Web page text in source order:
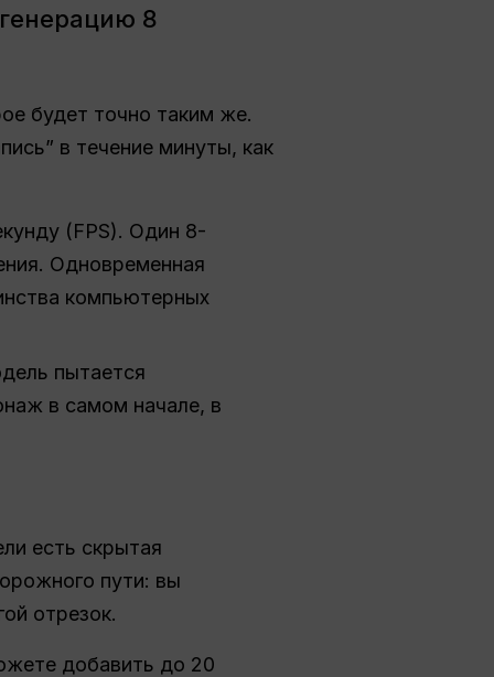
8
будет точно таким же.
в течение минуты, как
(FPS). Один 8-
Одновременная
компьютерных
пытается
в самом начале, в
есть скрытая
пути: вы
отрезок.
добавить до 20